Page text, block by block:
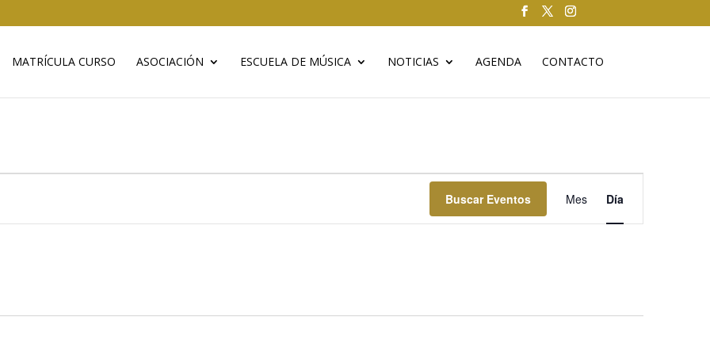
MATRÍCULA CURSO ASOCIACIÓN ESCUELA DE MÚSICA NOTICIAS AGENDA CONTACTO
Buscar Eventos
Navegación
de
vistas
Mes Día